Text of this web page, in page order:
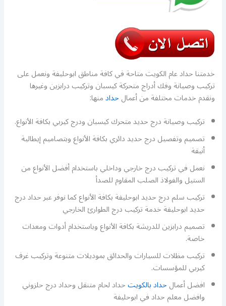
خدمتنا حداد عام الكويت متاحة في كافة مناطق ابوحليفة ونعمل على
تركيب وصيانة وفك أدراج متحركة كيسبان وتركيب درابزين وغيرها
ونقدم خدمات مختلفة من أعمالحدادمنها:
تركيب وصيانة درج حديد متحرك كيسبان ودرج كيربي بكافة الأنواع.
تصميم وتفصيل درج حديد دائري بكافة الأنواع وبتصاميم إيطالية
أنيقة
نعمل في تركيب درج خارجي وداخلي باستخدام أفضل الأنواع من
الستيل والفولاذ الصلب المقاوم للصدأ
تركيب سلم درج حديد ابوحليفة بكافة الأنواع كما نوفر عبر حداد درج
حديد ابوحليفة خدمة تركيب درج الطوارئ الخارجي
تصميم درابزين للدريشة بكافة الأنواع وباستخدام أدوات ومعدات
خاصة.
تركيب مظلات للسيارات والحدائق بموديلات متنوعة وتركيب غرف
كيربي للمؤسسات.
افضل أعمالحداد بالكويتحداد لحام متنقل وحداد درج حلزوني
وافضل معلم حداد في ابوحليفة